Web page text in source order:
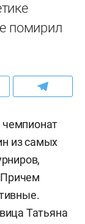
помирил
чемпионат
из самых
Причем
Татьяна